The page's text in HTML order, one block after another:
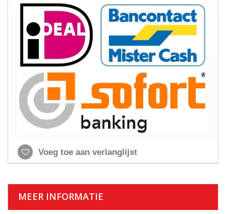
Voeg toe aan verlanglijst
MEER INFORMATIE